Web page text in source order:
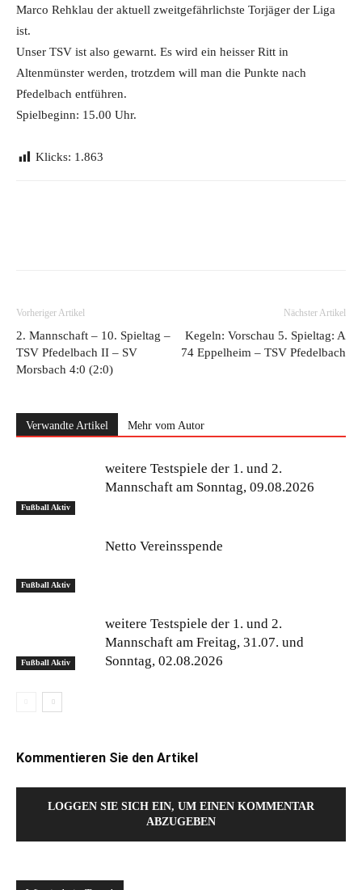
Marco Rehklau der aktuell zweitgefährlichste Torjäger der Liga
ist.
Unser TSV ist also gewarnt. Es wird ein heisser Ritt in
Altenmünster werden, trotzdem will man die Punkte nach
Pfedelbach entführen.
Spielbeginn: 15.00 Uhr.
Klicks: 1.863
Vorheriger Artikel
2. Mannschaft – 10. Spieltag –
TSV Pfedelbach II – SV
Morsbach 4:0 (2:0)
Nächster Artikel
Kegeln: Vorschau 5. Spieltag: A
74 Eppelheim – TSV Pfedelbach
Verwandte Artikel Mehr vom Autor
Fußball Aktiv
weitere Testspiele der 1. und 2.
Mannschaft am Sonntag, 09.08.2026
Fußball Aktiv
Netto Vereinsspende
Fußball Aktiv
weitere Testspiele der 1. und 2.
Mannschaft am Freitag, 31.07. und
Sonntag, 02.08.2026
Kommentieren Sie den Artikel
LOGGEN SIE SICH EIN, UM EINEN KOMMENTAR
ABZUGEBEN